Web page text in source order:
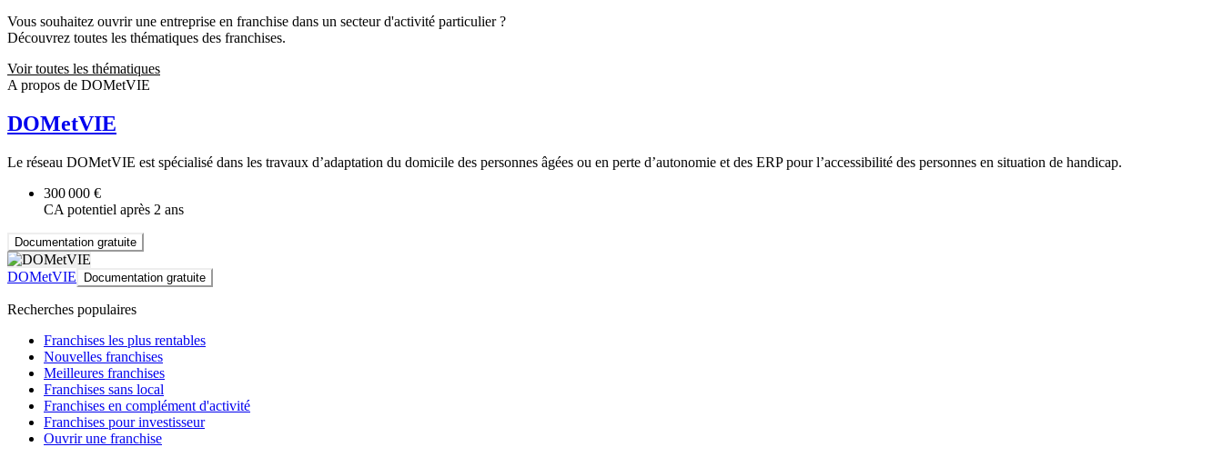
Vous souhaitez ouvrir une entreprise en franchise dans un secteur d'activité particulier ?
Découvrez toutes les thématiques des franchises.
Voir toutes les thématiques
A propos de DOMetVIE
DOMetVIE
Le réseau DOMetVIE est spécialisé dans les travaux d’adaptation du domicile des personnes âgées ou en perte d’autonomie et des ERP pour l’accessibilité des personnes en situation de handicap.
300 000 €
CA potentiel après 2 ans
Documentation gratuite
DOMetVIE Documentation gratuite
Recherches populaires
Franchises les plus rentables
Nouvelles franchises
Meilleures franchises
Franchises sans local
Franchises en complément d'activité
Franchises pour investisseur
Ouvrir une franchise